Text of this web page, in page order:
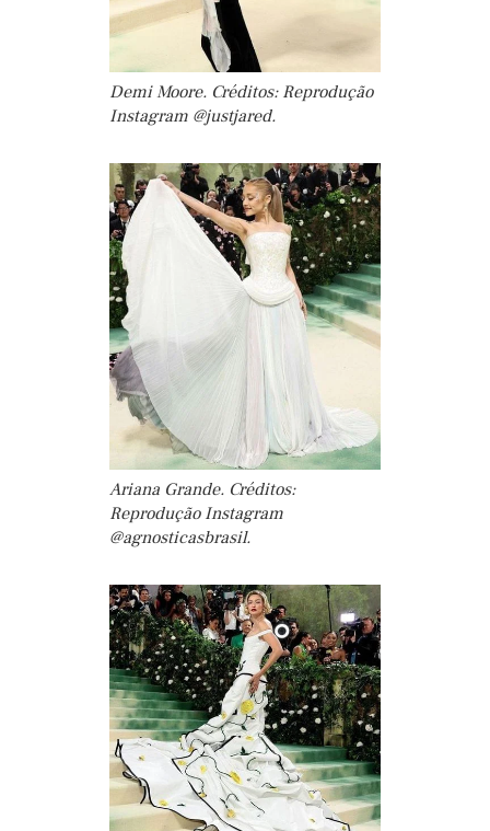
Demi Moore. Créditos: Reprodução
Instagram @justjared.
Ariana Grande. Créditos:
Reprodução Instagram
@agnosticasbrasil.